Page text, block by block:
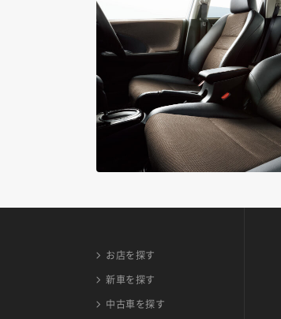
お店を探す
新車を探す
中古車を探す